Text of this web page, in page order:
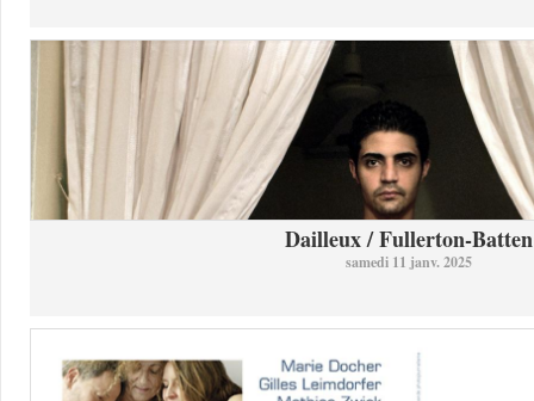
Dailleux / Fullerton-Batten
samedi 11 janv. 2025